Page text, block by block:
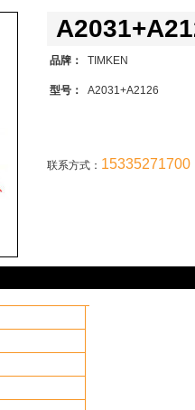
品牌： TIMKEN
型号： A2031+A2126
联系方式：